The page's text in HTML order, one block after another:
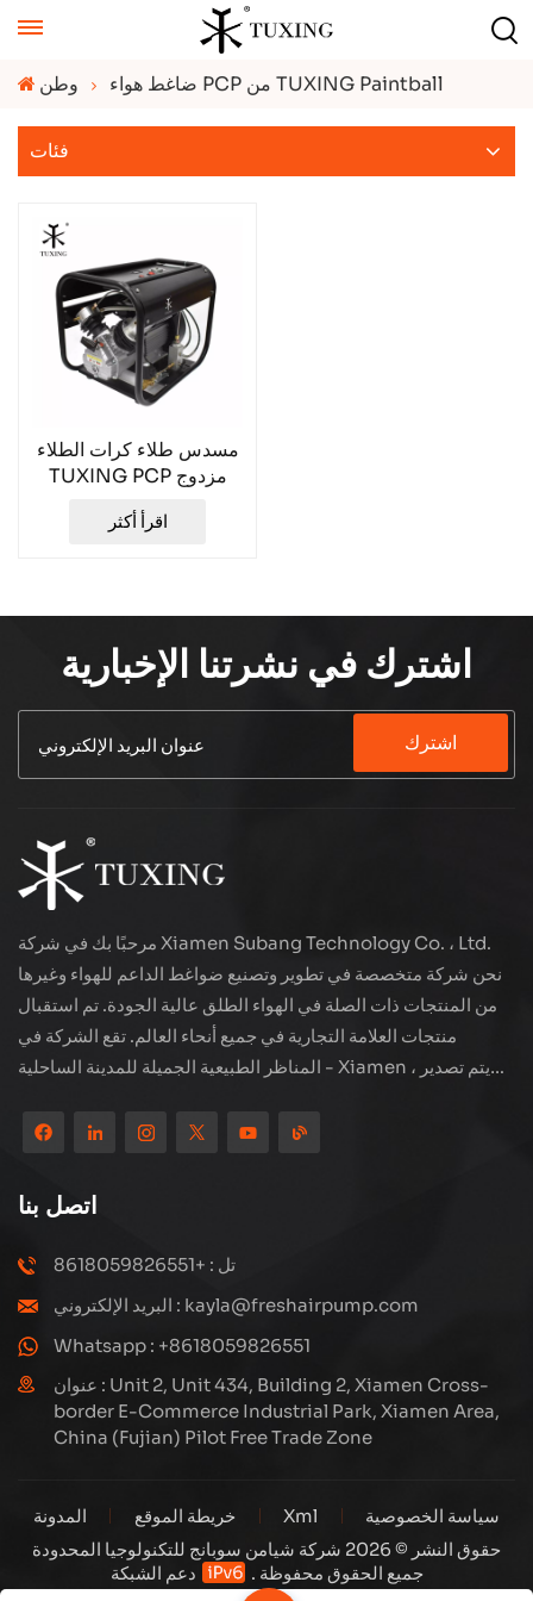
وطن ضاغط هواء PCP من TUXING Paintball
فئات
مسدس طلاء كرات الطلاء
TUXING PCP مزدوج
باسكال TXED013
اقرأ أكثر
اشترك في نشرتنا الإخبارية
اشترك
مرحبًا بك في شركة Xiamen Subang Technology Co. ، Ltd.
نحن شركة متخصصة في تطوير وتصنيع ضواغط الداعم للهواء وغيرها
من المنتجات ذات الصلة في الهواء الطلق عالية الجودة. تم استقبال
منتجات العلامة التجارية في جميع أنحاء العالم. تقع الشركة في
المناظر الطبيعية الجميلة للمدينة الساحلية - Xiamen ، يتم تصدير
دولية واسعة. لدى Subang Technology فريق مبيعات محترف
ونظام خدمة فعال بعد البيع ، نحن نستكشف دائمًا ودراسة كيفية ترقية
منتجاتنا باستمرار من خلال الابتكار لتلبية الاحتياجات المتزايدة للعملاء.
التركيز الأساسي للشركة على إنتاج وتصنيع الضواغط عالية الضغط ،
تصميمها الهيكلي هو علمي ومعقول ، لضمان الأداء الفعال للمنتجات.
اتصل بنا
تل : +8618059826551
البريد الإلكتروني : kayla@freshairpump.com
Whatsapp : +8618059826551
عنوان : Unit 2, Unit 434, Building 2, Xiamen Cross-
border E-Commerce Industrial Park, Xiamen Area,
China (Fujian) Pilot Free Trade Zone
خريطة الموقع المدونة Xml
سياسة الخصوصية
حقوق النشر © 2026 شركة شيامن سوبانج للتكنولوجيا المحدودة
جميع الحقوق محفوظة .
دعم الشبكة